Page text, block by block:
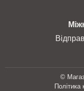
©
Політика